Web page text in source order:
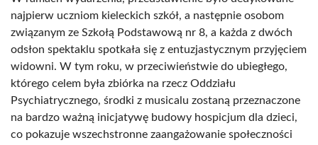
najpierw uczniom kieleckich szkół, a następnie osobom
związanym ze Szkołą Podstawową nr 8, a każda z dwóch
odsłon spektaklu spotkała się z entuzjastycznym przyjęciem
widowni. W tym roku, w przeciwieństwie do ubiegłego,
którego celem była zbiórka na rzecz Oddziału
Psychiatrycznego, środki z musicalu zostaną przeznaczone
na bardzo ważną inicjatywę budowy hospicjum dla dzieci,
co pokazuje wszechstronne zaangażowanie społeczności